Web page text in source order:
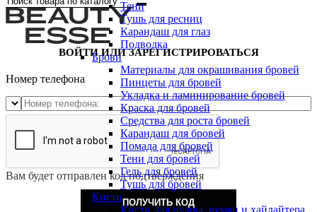
Тени
Тушь для ресниц
Карандаш для глаз
Подводка
Брови
Материалы для окрашивания бровей
Пинцеты для бровей
Укладка и ламинирование бровей
Краска для бровей
Средства для роста бровей
Карандаш для бровей
Помада для бровей
Тени для бровей
Гель для бровей
Тушь для бровей
Кисти
Кисти для пудры, румян и хайлайтера
ВОЙТИ ИЛИ ЗАРЕГИСТРИРОВАТЬСЯ
Номер телефона
Вам будет отправлен код подтверждения
ПОЛУЧИТЬ КОД